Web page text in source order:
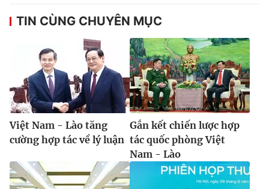
TIN CÙNG CHUYÊN MỤC
Việt Nam - Lào tăng
cường hợp tác về lý luận
Gắn kết chiến lược hợp
tác quốc phòng Việt
Nam - Lào